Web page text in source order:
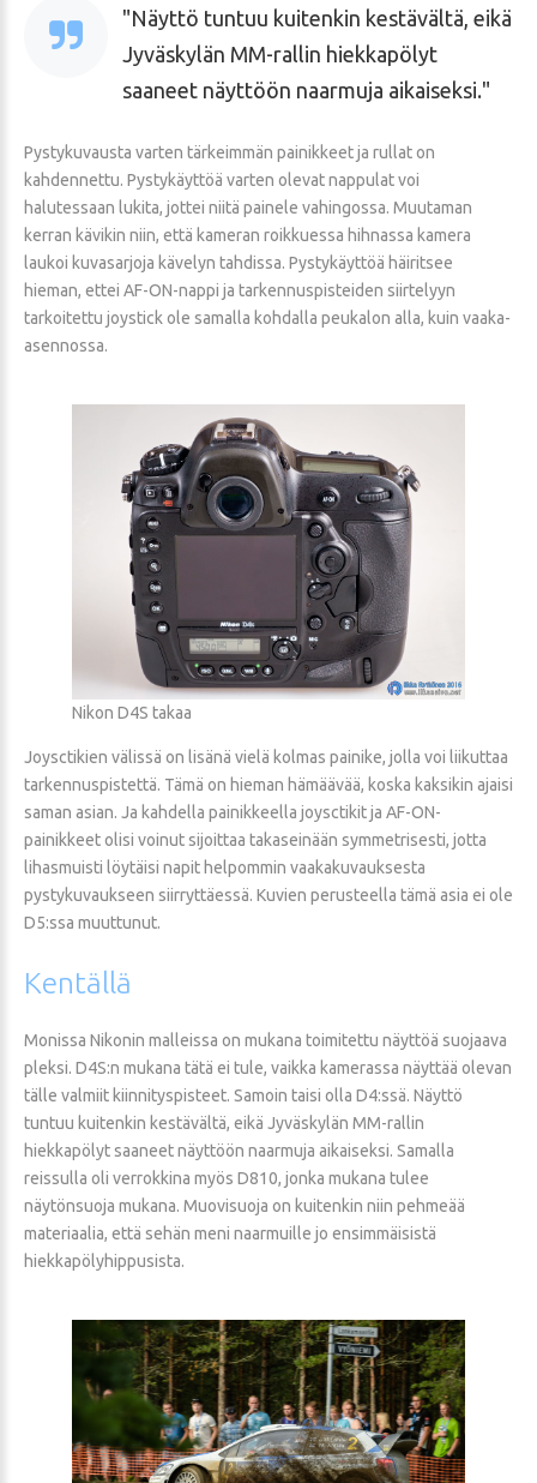
Näyttö tuntuu kuitenkin kestävältä, eikä
Jyväskylän MM-rallin hiekkapölyt
saaneet näyttöön naarmuja aikaiseksi.
Pystykuvausta varten tärkeimmän painikkeet ja rullat on
kahdennettu. Pystykäyttöä varten olevat nappulat voi
halutessaan lukita, jottei niitä painele vahingossa. Muutaman
kerran kävikin niin, että kameran roikkuessa hihnassa kamera
laukoi kuvasarjoja kävelyn tahdissa. Pystykäyttöä häiritsee
hieman, ettei AF-ON-nappi ja tarkennuspisteiden siirtelyyn
tarkoitettu joystick ole samalla kohdalla peukalon alla, kuin vaaka-
asennossa.
Nikon D4S takaa
Joysctikien välissä on lisänä vielä kolmas painike, jolla voi liikuttaa
tarkennuspistettä. Tämä on hieman hämäävää, koska kaksikin ajaisi
saman asian. Ja kahdella painikkeella joysctikit ja AF-ON-
painikkeet olisi voinut sijoittaa takaseinään symmetrisesti, jotta
lihasmuisti löytäisi napit helpommin vaakakuvauksesta
pystykuvaukseen siirryttäessä. Kuvien perusteella tämä asia ei ole
D5:ssa muuttunut.
Kentällä
Monissa Nikonin malleissa on mukana toimitettu näyttöä suojaava
pleksi. D4S:n mukana tätä ei tule, vaikka kamerassa näyttää olevan
tälle valmiit kiinnityspisteet. Samoin taisi olla D4:ssä. Näyttö
tuntuu kuitenkin kestävältä, eikä Jyväskylän MM-rallin
hiekkapölyt saaneet näyttöön naarmuja aikaiseksi. Samalla
reissulla oli verrokkina myös D810, jonka mukana tulee
näytönsuoja mukana. Muovisuoja on kuitenkin niin pehmeää
materiaalia, että sehän meni naarmuille jo ensimmäisistä
hiekkapölyhippusista.